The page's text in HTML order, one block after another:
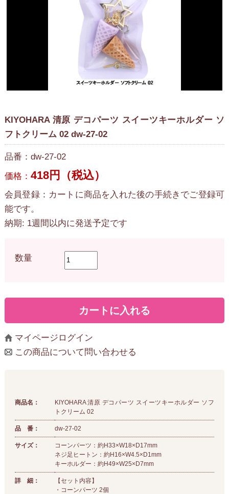
KIYOHARA 清原 デコパーツ スイーツキーホルダー ソ
フトクリーム 02 dw-27-02
品番：dw-27-02
価格： 418円（税込）
会員登録：カートに商品を入れた後の手続きでご登録可
能です。
納期: 1週間以内に発送予定です
数量
マイページログイン
この商品について問い合わせる
商品名：
KIYOHARA 清原 デコパーツ スイーツキーホルダー ソフ
トクリーム 02
品 番： dw-27-02
サイズ：
コーンパーツ：約H33×W18×D17mm
ネジ足ヒートン：約H16×W4.5×D1mm
キーホルダー：約H49×W25×D7mm
詳 細：
【セット内容】
・コーンパーツ 2個